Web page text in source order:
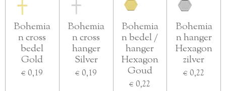
Bohemia
n cross
bedel
Gold
€ 0,19
Bohemia
n cross
hanger
Silver
€ 0,19
Bohemia
n bedel /
hanger
Hexagon
Goud
€ 0,22
Bohemia
n hanger
Hexagon
zilver
€ 0,22